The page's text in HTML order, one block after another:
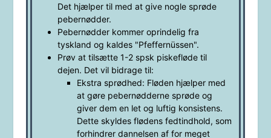
Det hjælper til med at give nogle sprøde
pebernødder.
Pebernødder kommer oprindelig fra
tyskland og kaldes "Pfeffernüssen".
Prøv at tilsætte 1-2 spsk piskefløde til
dejen. Det vil bidrage til:
Ekstra sprødhed: Fløden hjælper med
at gøre pebernødderne sprøde og
giver dem en let og luftig konsistens.
Dette skyldes flødens fedtindhold, som
forhindrer dannelsen af for meget